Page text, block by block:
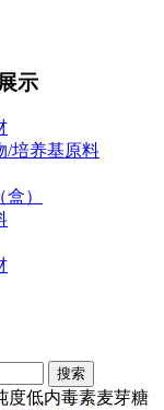
示
/培养基原料
）
度低内毒素麦芽糖